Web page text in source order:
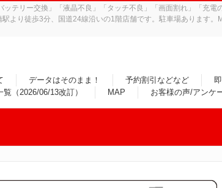
テリー交換」「液晶不良」「タッチ不良」「画面割れ」「充電
より徒歩3分、国道24線沿いの1階店舗です。駐車場あります。
データはそのまま！ 予約割引などなど
（2026/06/13改訂）
MAP お客様の声/アンケ